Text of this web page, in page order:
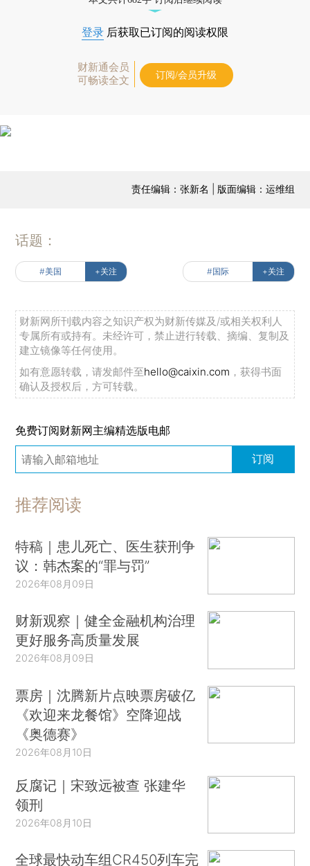
登录 后获取已订阅的阅读权限
财新通会员
可畅读全文
订阅/会员升级
责任编辑：张新名 | 版面编辑：运维组
话题：
#美国 +关注 #国际 +关注
财新网所刊载内容之知识产权为财新传媒及/或相关权利人
专属所有或持有。未经许可，禁止进行转载、摘编、复制及
建立镜像等任何使用。
如有意愿转载，请发邮件至hello@caixin.com ，获得书面
确认及授权后，方可转载。
免费订阅财新网主编精选版电邮
订阅
推荐阅读
特稿｜患儿死亡、医生获刑争
议：韩杰案的“罪与罚”
2026年08月09日
财新观察｜健全金融机构治理
更好服务高质量发展
2026年08月09日
票房｜沈腾新片点映票房破亿
《欢迎来龙餐馆》空降迎战
《奥德赛》
2026年08月10日
反腐记｜宋致远被查 张建华
领刑
2026年08月10日
全球最快动车组CR450列车完